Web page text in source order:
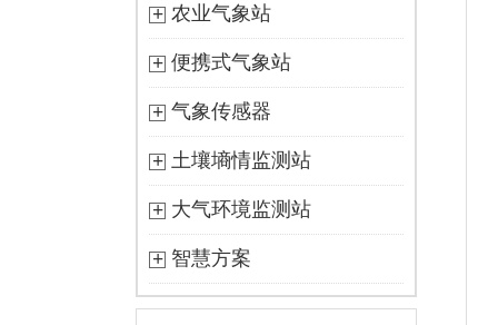
农业气象站
便携式气象站
气象传感器
土壤墒情监测站
大气环境监测站
智慧方案